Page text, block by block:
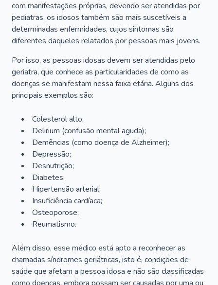
com manifestações próprias, devendo ser atendidas por
pediatras, os idosos também são mais suscetíveis a
determinadas enfermidades, cujos sintomas são
diferentes daqueles relatados por pessoas mais jovens.
Por isso, as pessoas idosas devem ser atendidas pelo
geriatra, que conhece as particularidades de como as
doenças se manifestam nessa faixa etária. Alguns dos
principais exemplos são:
Colesterol alto;
Delirium (confusão mental aguda);
Demências (como doença de Alzheimer);
Depressão;
Desnutrição;
Diabetes;
Hipertensão arterial;
Insuficiência cardíaca;
Osteoporose;
Reumatismo.
Além disso, esse médico está apto a reconhecer as
chamadas síndromes geriátricas, isto é, condições de
saúde que afetam a pessoa idosa e não são classificadas